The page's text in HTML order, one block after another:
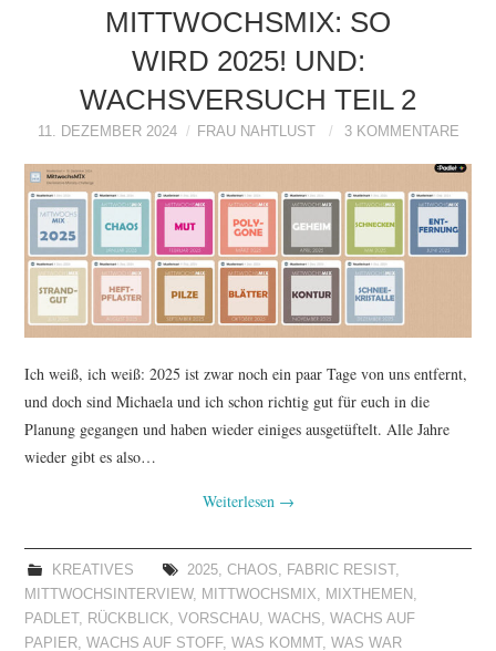
MITTWOCHSMIX &
INTERVIEWS
FREEBOOKS &
TUTORIALS
WORKSHOPS
PAPIERLIEBE AM
IMPRESSUM
DATENSCHUTZ
MITTWOCHSMIX: SO
WIRD 2025! UND:
WACHSVERSUCH TEIL 2
11. DEZEMBER 2024 FRAU NAHTLUST 3 KOMMENTARE
Ich weiß, ich weiß: 2025 ist zwar noch ein paar Tage von uns entfernt,
und doch sind Michaela und ich schon richtig gut für euch in die
Planung gegangen und haben wieder einiges ausgetüftelt. Alle Jahre
wieder gibt es also…
Weiterlesen →
KREATIVES 2025, CHAOS, FABRIC RESIST ,
MITTWOCHSINTERVIEW, MITTWOCHSMIX, MIXTHEMEN ,
PADLET , RÜCKBLICK,VORSCHAU,WACHS,WACHS AUF
PAPIER,WACHS AUF STOFF,WAS KOMMT ,WAS WAR